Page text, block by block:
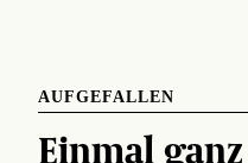
AUFGEFALLEN
Einmal